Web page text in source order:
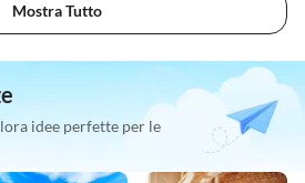
Mostra Tutto
idee perfette per le